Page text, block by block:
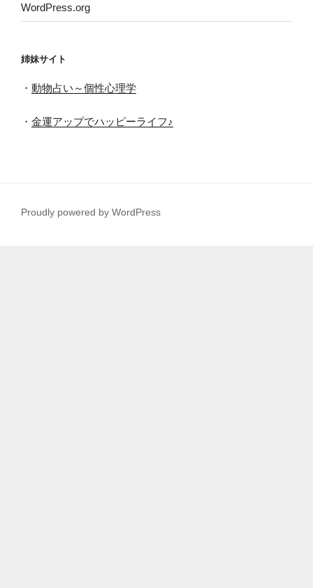
WordPress.org
姉妹サイト
・ 動物占い～個性心理学
・ 金運アップでハッピーライフ♪
Proudly powered by WordPress